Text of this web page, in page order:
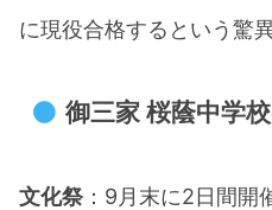
に現役合格するという驚
御三家 桜蔭中学
文化祭 ：9月末に2日間